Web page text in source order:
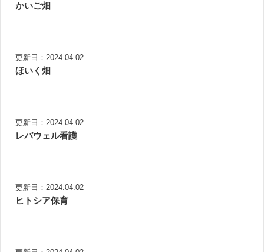
かいご畑
更新日：2024.04.02
ほいく畑
更新日：2024.04.02
レバウェル看護
更新日：2024.04.02
ヒトシア保育